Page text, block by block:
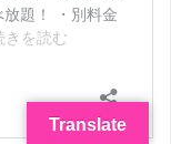
Translate